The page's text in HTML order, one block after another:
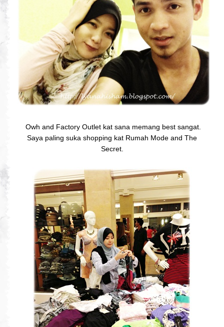
Owh and Factory Outlet kat sana memang best sangat.
Saya paling suka shopping kat Rumah Mode and The
Secret.